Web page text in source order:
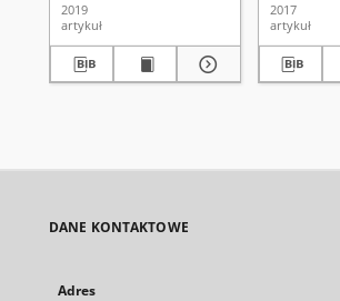
2019
artykuł
2017
artykuł
DANE KONTAKTOWE
Adres